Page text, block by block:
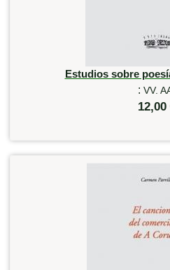
Estudios sobre
: VV.
12,00